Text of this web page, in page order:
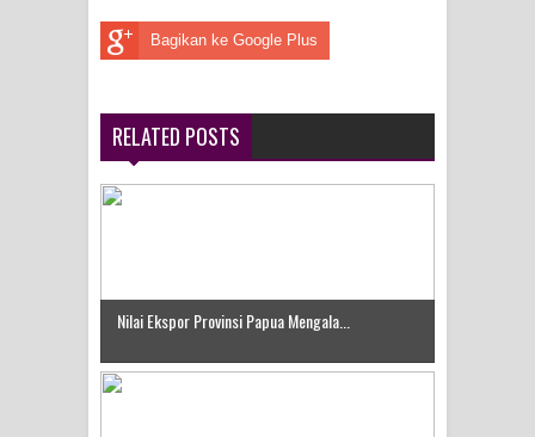
Bagikan ke Google Plus
RELATED POSTS
Nilai Ekspor Provinsi Papua Mengala...